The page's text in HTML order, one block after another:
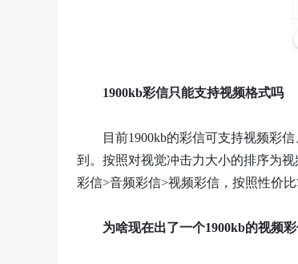
1900kb彩信只能支持视频格式吗
目前1900kb的彩信可支持视频彩
到。按照对视觉冲击力大小的排序为
彩信>音频彩信>视频彩信，按照性价
为啥现在出了一个1900kb的视频